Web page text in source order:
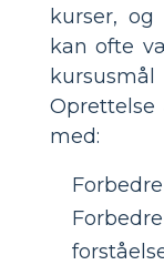
kurser,
kan ofte
med: